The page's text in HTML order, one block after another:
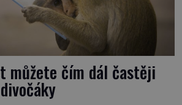
můžete čím dál častěji